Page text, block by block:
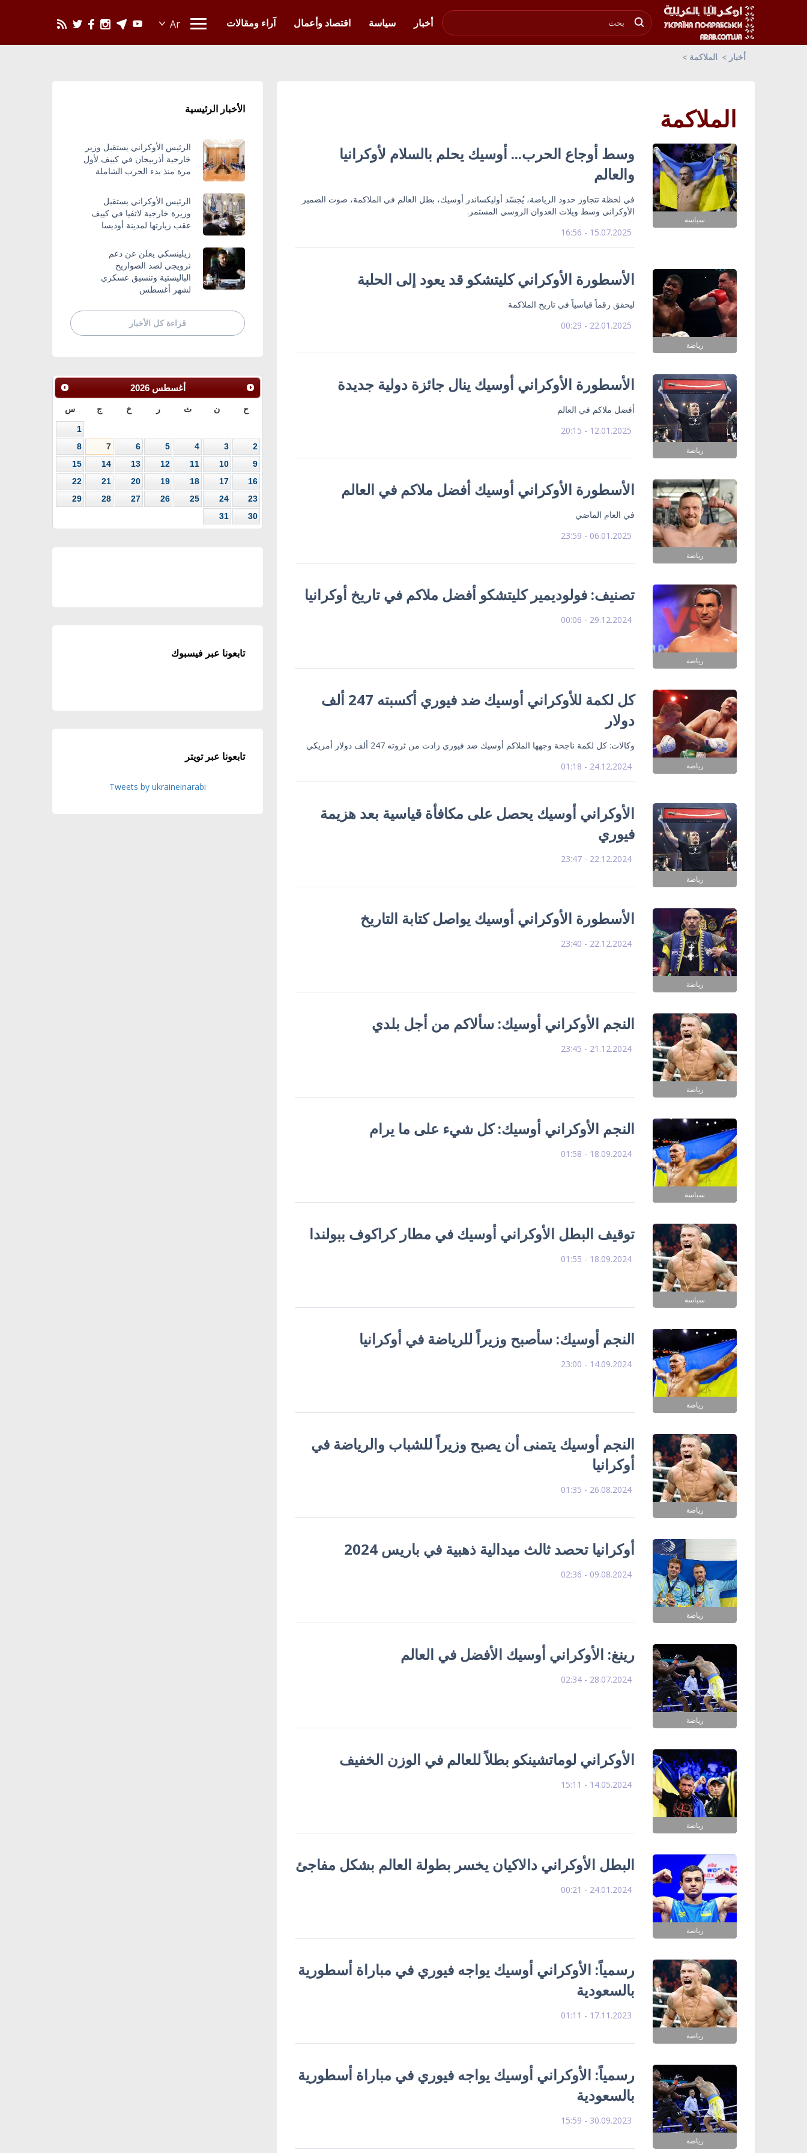
أخبار
سياسة اقتصاد وأعمال آراء ومقالات
أخبار الملاكمة
الملاكمة
سياسة
وسط أوجاع الحرب... أوسيك يحلم بالسلام لأوكرانيا
والعالم
في لحظة تتجاوز حدود الرياضة، يُجسّد أوليكساندر أوسيك، بطل العالم في الملاكمة، صوت الضمير
الأوكراني وسط ويلات العدوان الروسي المستمر.
15.07.2025 - 16:56
رياضة
الأسطورة الأوكراني كليتشكو قد يعود إلى الحلبة
ليحقق رقماً قياسياً في تاريخ الملاكمة
22.01.2025 - 00:29
رياضة
الأسطورة الأوكراني أوسيك ينال جائزة دولية جديدة
أفضل ملاكم في العالم
12.01.2025 - 20:15
رياضة
الأسطورة الأوكراني أوسيك أفضل ملاكم في العالم
في العام الماضي
06.01.2025 - 23:59
رياضة
تصنيف: فولوديمير كليتشكو أفضل ملاكم في تاريخ أوكرانيا
29.12.2024 - 00:06
رياضة
كل لكمة للأوكراني أوسيك ضد فيوري أكسبته 247 ألف
دولار
وكالات: كل لكمة ناجحة وجهها الملاكم أوسيك ضد فيوري زادت من ثروته 247 ألف دولار أمريكي
24.12.2024 - 01:18
رياضة
الأوكراني أوسيك يحصل على مكافأة قياسية بعد هزيمة
فيوري
22.12.2024 - 23:47
رياضة
الأسطورة الأوكراني أوسيك يواصل كتابة التاريخ
22.12.2024 - 23:40
رياضة
النجم الأوكراني أوسيك: سألاكم من أجل بلدي
21.12.2024 - 23:45
سياسة
النجم الأوكراني أوسيك: كل شيء على ما يرام
18.09.2024 - 01:58
سياسة
توقيف البطل الأوكراني أوسيك في مطار كراكوف ببولندا
18.09.2024 - 01:55
رياضة
النجم أوسيك: سأصبح وزيراً للرياضة في أوكرانيا
14.09.2024 - 23:00
رياضة
النجم أوسيك يتمنى أن يصبح وزيراً للشباب والرياضة في
أوكرانيا
26.08.2024 - 01:35
رياضة
أوكرانيا تحصد ثالث ميدالية ذهبية في باريس 2024
09.08.2024 - 02:36
رياضة
رينغ: الأوكراني أوسيك الأفضل في العالم
28.07.2024 - 02:34
رياضة
الأوكراني لوماتشينكو بطلاً للعالم في الوزن الخفيف
14.05.2024 - 15:11
رياضة
البطل الأوكراني دالاكيان يخسر بطولة العالم بشكل مفاجئ
24.01.2024 - 00:21
رياضة
رسمياً: الأوكراني أوسيك يواجه فيوري في مباراة أسطورية
بالسعودية
17.11.2023 - 01:11
رياضة
رسمياً: الأوكراني أوسيك يواجه فيوري في مباراة أسطورية
بالسعودية
30.09.2023 - 15:59
الأخبار الرئيسية
الرئيس الأوكراني يستقبل وزير
خارجية أذربيجان في كييف لأول
مرة منذ بدء الحرب الشاملة
الرئيس الأوكراني يستقبل
وزيرة خارجية لاتفيا في كييف
عقب زيارتها لمدينة أوديسا
زيلينسكي يعلن عن دعم
نرويجي لصد الصواريخ
الباليستية وتنسيق عسكري
لشهر أغسطس
قراءة كل الأخبار
أغسطس 2026
ح ن ث ر خ ج س
1
2
3
4
5
6
7
8
9
10
11
12
13
14
15
16
17
18
19
20
21
22
23
24
25
26
27
28
29
30
31
تابعونا عبر فيسبوك
تابعونا عبر تويتر
Tweets by ukraineinarabi